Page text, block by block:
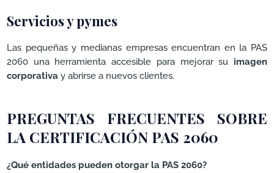
Servicios y pymes
Las pequeñas y medianas empresas encuentran en la PAS
2060 una herramienta accesible para mejorar su imagen
corporativa y abrirse a nuevos clientes.
PREGUNTAS FRECUENTES SOBRE
LA CERTIFICACIÓN PAS 2060
¿Qué entidades pueden otorgar la PAS 2060?